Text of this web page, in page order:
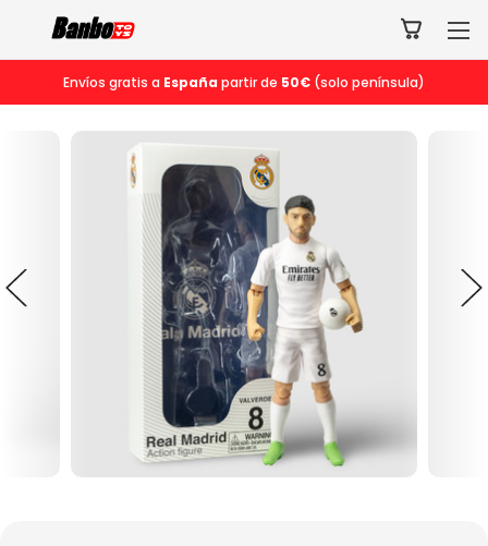
Envíos gratis a España partir de 50€ (solo península)